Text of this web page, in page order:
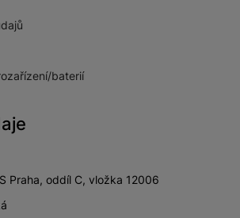
baterií
Praha, oddíl C, vložka 12006